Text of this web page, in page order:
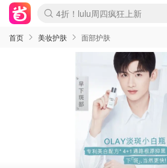
Boticinal 夏促开抢！
4折！lulu周四疯狂上新
还没结束！&OtherStories大促
Joybuy变相75折 随时失效
速领！Stanley独家85折
疑似霸哥！Camper额外叠85折
Zalando 奥莱闪促！每日更新
Moncler反季囤！5折起+叠9折
Coach Brooklyn仅€192
首页 美妆护肤 面部护肤